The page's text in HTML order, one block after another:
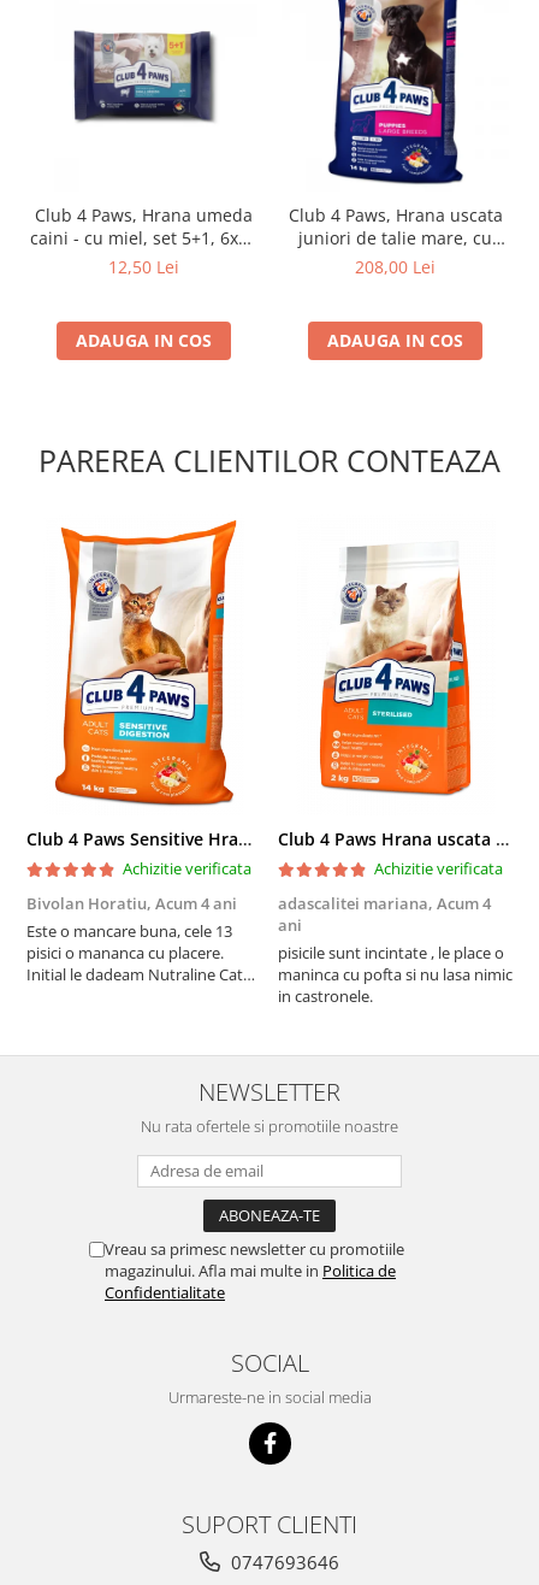
Club 4 Paws, Hrana umeda
caini - cu miel, set 5+1, 6x80
g
12,50 Lei
ADAUGA IN COS
Club 4 Paws, Hrana uscata
juniori de talie mare, cu
pui, 14kg
208,00 Lei
ADAUGA IN COS
PAREREA CLIENTILOR CONTEAZA
Club 4 Paws Sensitive Hrana uscata pisici adulte, 14kg
Achizitie verificata
Bivolan Horatiu, Acum 4 ani
Este o mancare buna, cele 13
pisici o mananca cu placere.
Initial le dadeam Nutraline Cat
nu o mananca cu placere. Eu
sunt multumit si voi continua cu
Club 4 Paws Hrana uscata pisici sterilizate, 2kg
Achizitie verificata
adascalitei mariana, Acum 4
ani
pisicile sunt incintate , le place o
maninca cu pofta si nu lasa nimic
in castronele.
NEWSLETTER
Nu rata ofertele si promotiile noastre
Vreau sa primesc newsletter cu promotiile
magazinului. Afla mai multe in Politica de
Confidentialitate
SOCIAL
Urmareste-ne in social media
SUPORT CLIENTI
0747693646